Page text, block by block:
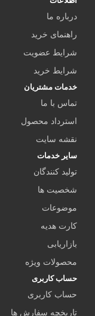
درباره ما
راهنمای خرید
شرایط عضویت
شرایط خرید
خدمات مشتریان
تماس با ما
استرداد محصول
نقشه سایت
سایر خدمات
تولید کنندگان
شخصیت ها
موضوعات
کارت هدیه
بازاریابی
محصولات ویژه
حساب کاربری
حساب کاربری
تاریخچه سفارش ها